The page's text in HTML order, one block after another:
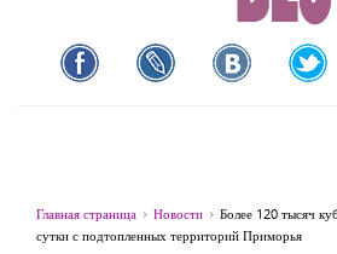
Главная страница Новости
Более 120 тысяч
сутки с подтопленных территорий Приморья